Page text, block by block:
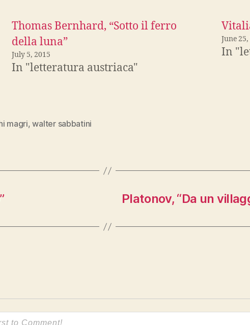
Thomas Bernhard, “Sotto il ferro
della luna”
July 5, 2015
In "letteratura austriaca"
June 25,
In
magri,walter sabbatini
Platonov, “Da un